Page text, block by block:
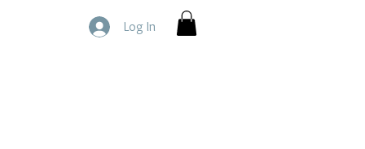
Log In